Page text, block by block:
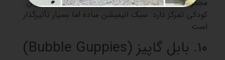
مجموعه بر ارزش‌های خانوادگی، محبت و لحظات شیرین
کودکی تمرکز دارد. سبک انیمیشن ساده اما بسیار تأثیرگذار
است.
10. بابل گاپیز (Bubble Guppies)